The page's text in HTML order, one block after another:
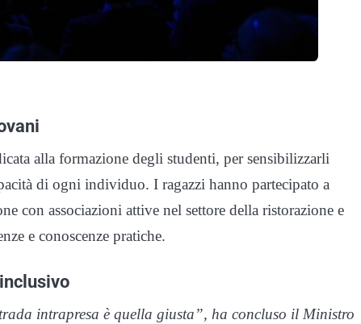
alla formazione degli studenti, per sensibilizzarli
di ogni individuo. I ragazzi hanno partecipato a
con associazioni attive nel settore della ristorazione e
e conoscenze pratiche.
intrapresa è quella giusta”, ha concluso il Ministro